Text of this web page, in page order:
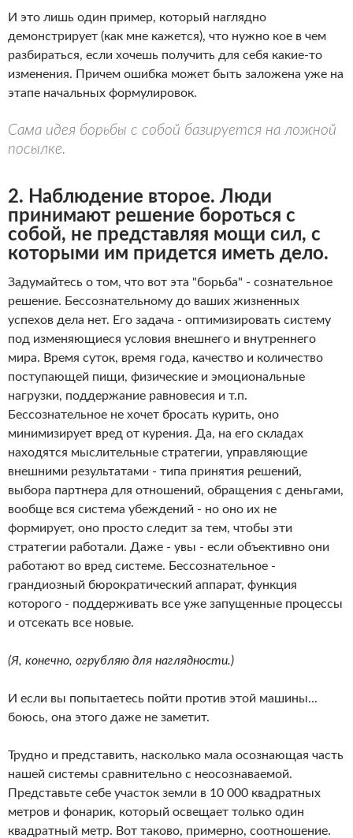
И это лишь один пример, который наглядно
демонстрирует (как мне кажется), что нужно кое в чем
разбираться, если хочешь получить для себя какие-то
изменения. Причем ошибка может быть заложена уже на
этапе начальных формулировок.
Сама идея борьбы с собой базируется на ложной
посылке.
2. Наблюдение второе. Люди
принимают решение бороться с
собой, не представляя мощи сил, с
которыми им придется иметь дело.
Задумайтесь о том, что вот эта "борьба" - сознательное
решение. Бессознательному до ваших жизненных
успехов дела нет. Его задача - оптимизировать систему
под изменяющиеся условия внешнего и внутреннего
мира. Время суток, время года, качество и количество
поступающей пищи, физические и эмоциональные
нагрузки, поддержание равновесия и т.п.
Бессознательное не хочет бросать курить, оно
минимизирует вред от курения. Да, на его складах
находятся мыслительные стратегии, управляющие
внешними результатами - типа принятия решений,
выбора партнера для отношений, обращения с деньгами,
вообще вся система убеждений - но оно их не
формирует, оно просто следит за тем, чтобы эти
стратегии работали. Даже - увы - если объективно они
работают во вред системе. Бессознательное -
грандиозный бюрократический аппарат, функция
которого - поддерживать все уже запущенные процессы
и отсекать все новые.
(Я, конечно, огрубляю для наглядности.)
И если вы попытаетесь пойти против этой машины...
боюсь, она этого даже не заметит.
Трудно и представить, насколько мала осознающая часть
нашей системы сравнительно с неосознаваемой.
Представьте себе участок земли в 10 000 квадратных
метров и фонарик, который освещает только один
квадратный метр. Вот таково, примерно, соотношение.